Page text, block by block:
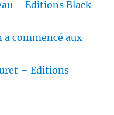
– Editions Black
a commencé aux
– Editions